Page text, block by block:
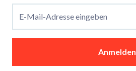
E-Mail-Adresse eingeben
Anmelden